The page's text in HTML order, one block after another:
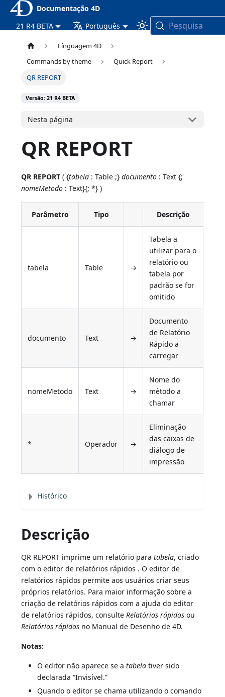
Documentação 4D
21 R4 BETA
Português Pesquisa
Línguagem 4D
Commands by theme
Quick Report
QR REPORT
Versão: 21 R4 BETA
Nesta página
QR REPORT
QR REPORT ( {tabela : Table ;}documento : Text {;
nomeMetodo : Text}{; *} )
Parâmetro Tipo Descrição
tabela Table →
Tabela a
utilizar para o
relatório ou
tabela por
padrão se for
omitido
documento Text →
Documento
de Relatório
Rápido a
carregar
nomeMetodo Text →
Nome do
mètodo a
chamar
* Operador →
Eliminação
das caixas de
diálogo de
impressão
Histórico
Descrição
QR REPORT imprime um relatório paratabela, criado
com o editor de relatórios rápidos . O editor de
relatórios rápidos permite aos usuários criar seus
próprios relatórios. Para maior informação sobre a
criação de relatórios rápidos com a ajuda do editor
de relatórios rápidos, consulteRelatórios rápidos ou
Relatórios rápidos no Manual de Desenho de 4D.
Notas:
O editor não aparece se atabela tiver sido
declarada “Invisível.”
Quando o editor se chama utilizando o comando